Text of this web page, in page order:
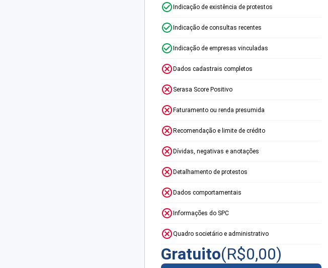
Indicação de existência de protestos
Indicação de consultas recentes
Indicação de empresas vinculadas
Dados cadastrais completos
Serasa Score Positivo
Faturamento ou renda presumida
Recomendação e limite de crédito
Dívidas, negativas e anotações
Detalhamento de protestos
Dados comportamentais
Informações do SPC
Quadro societário e administrativo
Gratuito(R$0,00)